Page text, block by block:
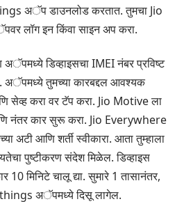
अॅप डाउनलोड करतात. तुमचा Jio
लॉग इन किंवा साइन अप करा.
डिव्हाइसचा IMEI नंबर प्रविष्ट
अॅपमध्ये तुमच्या कारबद्दल आवश्यक
सेव्ह करा वर टॅप करा. Jio Motive ला
नंतर कार सुरू करा. Jio Everywhere
अटी आणि शर्ती स्वीकारा. आता तुम्हाला
पुष्टीकरण संदेश मिळेल. डिव्हाइस
10 मिनिटे चालू द्या. सुमारे 1 तासानंतर,
अॅपमध्ये दिसू लागेल.